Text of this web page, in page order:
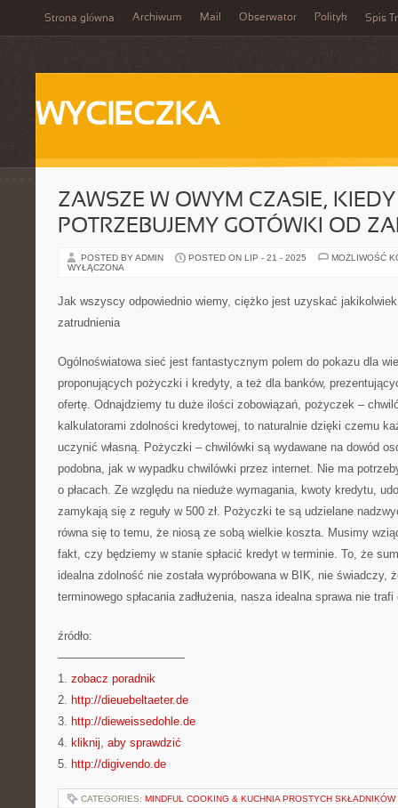
Strona główna Archiwum Mail Obserwator Polityk Spis
WYCIECZKA
ZAWSZE W OWYM CZASIE, KIEDY
POTRZEBUJEMY GOTÓWKI OD
POSTED BY ADMIN POSTED ON LIP - 21 - 2025
MOŻLIWOŚĆ
WYŁĄCZONA
Jak wszyscy odpowiednio wiemy, ciężko jest uzyskać
zatrudnienia
Ogólnoświatowa sieć jest fantastycznym polem do pokazu dla
proponujących pożyczki i kredyty, a też dla banków,
ofertę. Odnajdziemy tu duże ilości zobowiązań, pożyczek –
kalkulatorami zdolności kredytowej, to naturalnie dzięki czemu
uczynić własną. Pożyczki – chwilówki są wydawane na dowód
podobna, jak w wypadku chwilówki przez internet. Nie ma
o płacach. Ze względu na nieduże wymagania, kwoty kredytu,
zamykają się z reguły w 500 zł. Pożyczki te są udzielane
równa się to temu, że niosą ze sobą wielkie koszta. Musimy
fakt, czy będziemy w stanie spłacić kredyt w terminie. To, że
idealna zdolność nie została wypróbowana w BIK, nie świadczy,
terminowego spłacania zadłużenia, nasza idealna sprawa nie
źródło:
———————————
1. zobacz poradnik
2. http://dieuebeltaeter.de
3. http://dieweissedohle.de
4. kliknij, aby sprawdzić
5. http://digivendo.de
CATEGORIES: MINDFUL COOKING & KUCHNIA PROSTYCH SKŁADNIKÓW